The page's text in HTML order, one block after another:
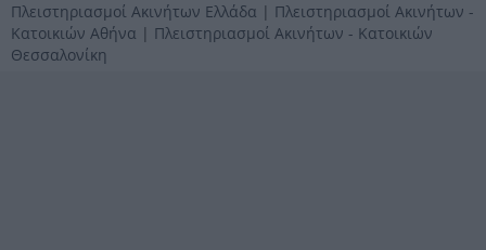
Πλειστηριασμοί Ακινήτων Ελλάδα | Πλειστηριασμοί Ακινήτων -
Κατοικιών Αθήνα | Πλειστηριασμοί Ακινήτων - Κατοικιών
Θεσσαλονίκη